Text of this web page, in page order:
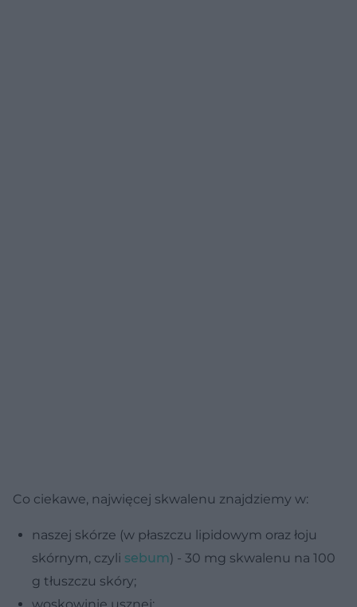
Co ciekawe, najwięcej skwalenu znajdziemy w:
naszej skórze (w płaszczu lipidowym oraz łoju
skórnym, czyli sebum) - 30 mg skwalenu na 100
g tłuszczu skóry;
woskowinie usznej;